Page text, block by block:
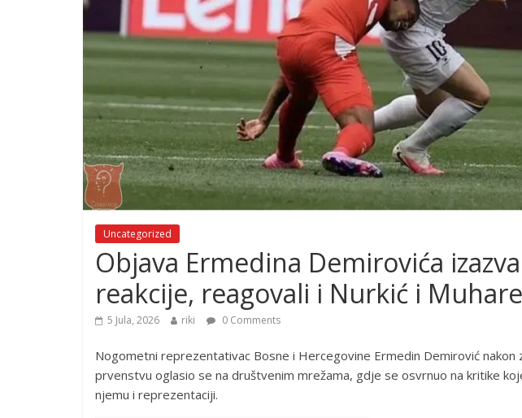
Uncategorized
Objava Ermedina Demirovića
reakcije, reagovali i Nurkić i
5 Jula, 2026 riki 0 Comments
Nogometni reprezentativac Bosne i Hercegovine Ermedin Demirović nakon
prvenstvu oglasio se na društvenim mrežama, gdje se osvrnuo na kritike
njemu i reprezentaciji.